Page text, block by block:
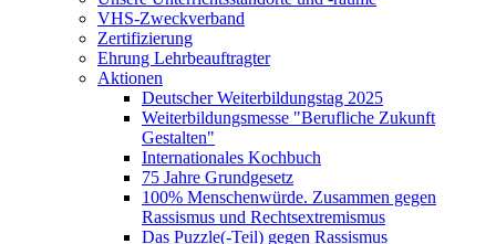
VHS-Zweckverband
Zertifizierung
Ehrung Lehrbeauftragter
Aktionen
Deutscher Weiterbildungstag 2025
Weiterbildungsmesse "Berufliche Zukunft
Gestalten"
Internationales Kochbuch
75 Jahre Grundgesetz
100% Menschenwürde. Zusammen gegen
Rassismus und Rechtsextremismus
Das Puzzle(-Teil) gegen Rassismus